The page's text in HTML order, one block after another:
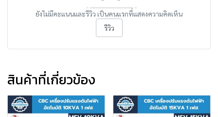
ยังไม่มีคะแนนและรีวิว เป็นคนแรกที่แสดงความคิดเห็น
รีวิว
สินค้าที่เกี่ยวข้อง